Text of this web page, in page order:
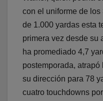
con el uniforme de
de 1.000 yardas esta
primera vez desde su
ha promediado 4,7
postemporada,
su dirección para 78
cuatro touchdowns